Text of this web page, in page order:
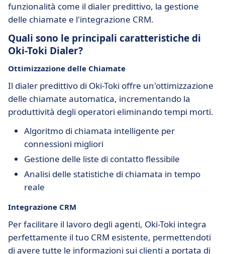
funzionalità come il dialer predittivo, la gestione
delle chiamate e l'integrazione CRM.
Quali sono le principali caratteristiche di
Oki-Toki Dialer?
Ottimizzazione delle Chiamate
Il dialer predittivo di Oki-Toki offre un'ottimizzazione
delle chiamate automatica, incrementando la
produttività degli operatori eliminando tempi morti.
Algoritmo di chiamata intelligente per
connessioni migliori
Gestione delle liste di contatto flessibile
Analisi delle statistiche di chiamata in tempo
reale
Integrazione CRM
Per facilitare il lavoro degli agenti, Oki-Toki integra
perfettamente il tuo CRM esistente, permettendoti
di avere tutte le informazioni sui clienti a portata di